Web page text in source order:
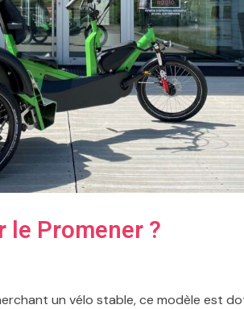
Promener ?
un vélo stable, ce modèle est